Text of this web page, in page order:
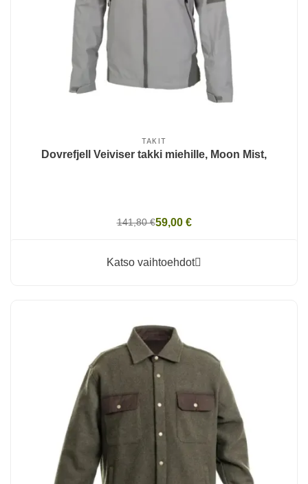
TAKIT
Dovrefjell Veiviser takki miehille, Moon Mist,
141,80 €59,00 €
Katso vaihtoehdot